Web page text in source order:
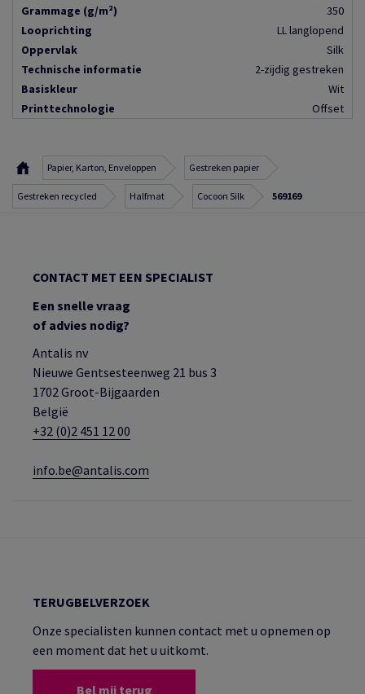
Grammage (g/m²)
350
Looprichting
LL langlopend
Oppervlak
Silk
Technische informatie
2-zijdig gestreken
Basiskleur
Wit
Printtechnologie
Offset
Papier, Karton, Enveloppen Gestreken papier
Gestreken recycled Halfmat Cocoon Silk 569169
CONTACT MET EEN SPECIALIST
Een snelle vraag
of advies nodig?
Antalis nv
Nieuwe Gentsesteenweg 21 bus 3
1702 Groot-Bijgaarden
België
+32 (0)2 451 12 00
info.be@antalis.com
TERUGBELVERZOEK
Onze specialisten kunnen contact met u opnemen op
een moment dat het u uitkomt.
Bel mij terug